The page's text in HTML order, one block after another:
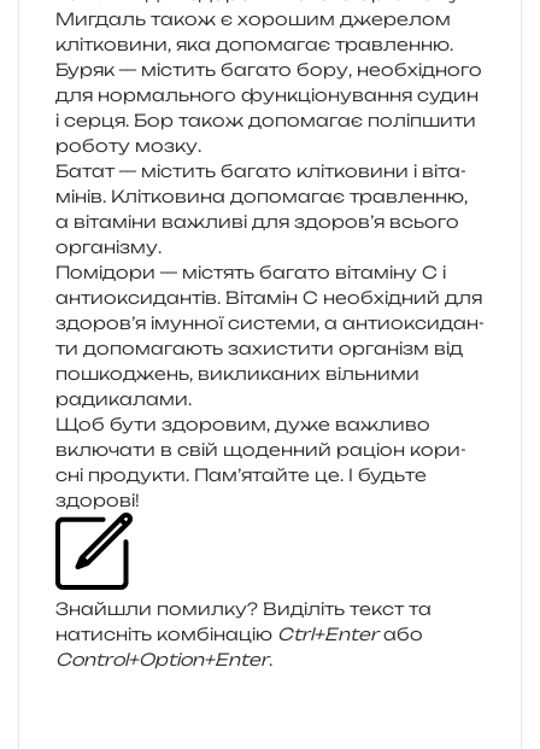
Мигдаль також є хоро­шим дже­ре­лом
клі­тко­ви­ни, яка допо­ма­гає травленню.
Буряк — містить бага­то бору, необ­хі­дно­го
для нор­маль­но­го фун­кціо­ну­ва­н­ня судин
і серця. Бор також допо­ма­гає полі­пши­ти
робо­ту мозку.
Батат — містить бага­то клі­тко­ви­ни і віта­
мі­нів. Клітковина допо­ма­гає трав­лен­ню,
а віта­мі­ни важли­ві для здо­ро­в’я всьо­го
організму.
Помідори — містять бага­то віта­мі­ну C і
анти­о­кси­дан­тів. Вітамін C необ­хі­дний для
здо­ро­в’я імун­ної систе­ми, а анти­о­кси­дан­
ти допо­ма­га­ють захи­сти­ти орга­нізм від
пошко­джень, викли­ка­них віль­ни­ми
радикалами.
Щоб бути здо­ро­вим, дуже важли­во
вклю­ча­ти в свій щоден­ний раціон кори­
сні про­ду­кти. Пам’ятайте це. І будь­те
здорові!
Знайшли помил­ку? Виділіть текст та
нати­сніть ком­бі­на­цію Ctrl+Enterабо
Control+Option+Enter.